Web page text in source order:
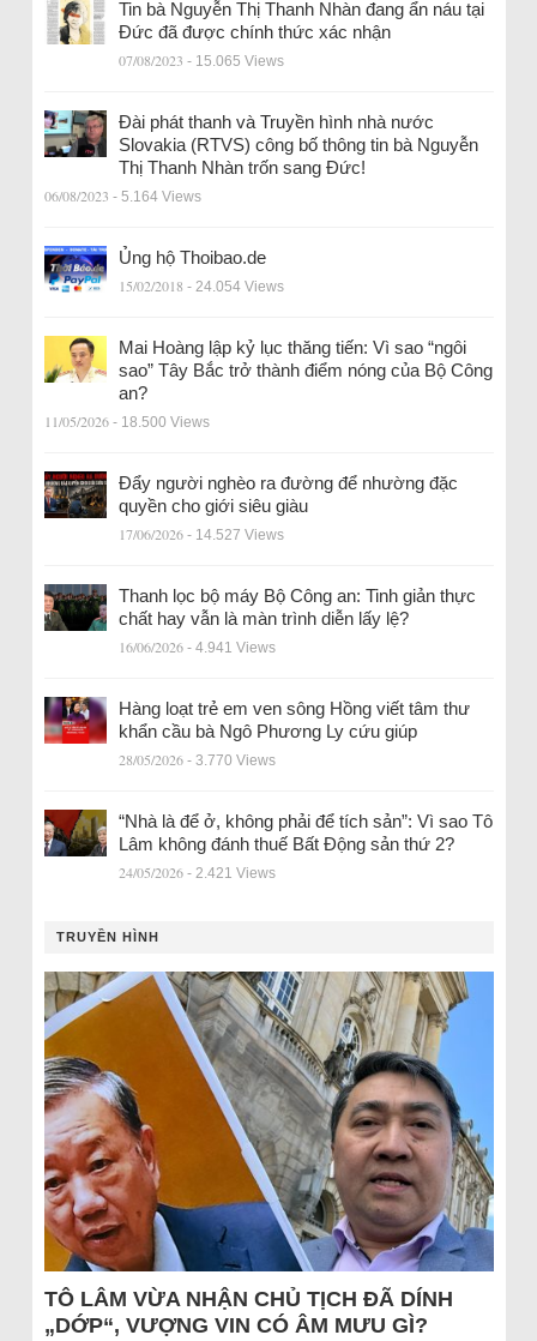
Tin bà Nguyễn Thị Thanh Nhàn đang ẩn náu tại
Đức đã được chính thức xác nhận
07/08/2023 - 15.065 Views
Đài phát thanh và Truyền hình nhà nước
Slovakia (RTVS) công bố thông tin bà Nguyễn
Thị Thanh Nhàn trốn sang Đức!
06/08/2023 - 5.164 Views
Ủng hộ Thoibao.de
15/02/2018 - 24.054 Views
Mai Hoàng lập kỷ lục thăng tiến: Vì sao “ngôi
sao” Tây Bắc trở thành điểm nóng của Bộ Công
an?
11/05/2026 - 18.500 Views
Đẩy người nghèo ra đường để nhường đặc
quyền cho giới siêu giàu
17/06/2026 - 14.527 Views
Thanh lọc bộ máy Bộ Công an: Tinh giản thực
chất hay vẫn là màn trình diễn lấy lệ?
16/06/2026 - 4.941 Views
Hàng loạt trẻ em ven sông Hồng viết tâm thư
khẩn cầu bà Ngô Phương Ly cứu giúp
28/05/2026 - 3.770 Views
“Nhà là để ở, không phải để tích sản”: Vì sao Tô
Lâm không đánh thuế Bất Động sản thứ 2?
24/05/2026 - 2.421 Views
TRUYỀN HÌNH
TÔ LÂM VỪA NHẬN CHỦ TỊCH ĐÃ DÍNH
„DỚP“, VƯỢNG VIN CÓ ÂM MƯU GÌ?